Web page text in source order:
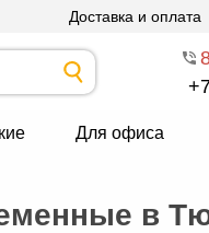
Доставка и оплата
Для офиса
в